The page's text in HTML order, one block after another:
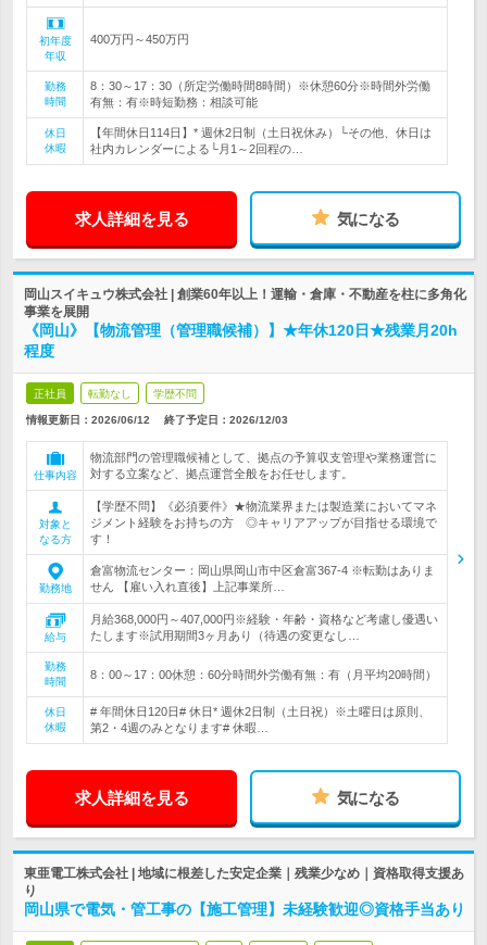
初年度
年収
400万円～450万円
勤務
時間
8：30～17：30（所定労働時間8時間）※休憩60分※時間外労働
有無：有※時短勤務：相談可能
休日
休暇
【年間休日114日】* 週休2日制（土日祝休み）└その他、休日は
社内カレンダーによる└月1～2回程の…
求人詳細を見る 気になる
岡山スイキュウ株式会社 | 創業60年以上！運輸・倉庫・不動産を柱に多角化
事業を展開
《岡山》【物流管理（管理職候補）】★年休120日★残業月20h
程度
正社員 転勤なし 学歴不問
情報更新日：2026/06/12 終了予定日： 2026/12/03
仕事内容
物流部門の管理職候補として、拠点の予算収支管理や業務運営に
対する立案など、拠点運営全般をお任せします。
対象と
なる方
【学歴不問】《必須要件》★物流業界または製造業においてマネ
ジメント経験をお持ちの方 ◎キャリアアップが目指せる環境で
す！
勤務地
倉富物流センター：岡山県岡山市中区倉富367-4 ※転勤はありま
せん 【雇い入れ直後】上記事業所…
給与
月給368,000円～407,000円※経験・年齢・資格など考慮し優遇い
たします※試用期間3ヶ月あり（待遇の変更なし…
勤務
時間
8：00～17：00休憩：60分時間外労働有無：有（月平均20時間）
休日
休暇
# 年間休日120日# 休日* 週休2日制（土日祝）※土曜日は原則、
第2・4週のみとなります# 休暇…
求人詳細を見る 気になる
東亜電工株式会社 | 地域に根差した安定企業｜残業少なめ｜資格取得支援あ
り
岡山県で電気・管工事の【施工管理】未経験歓迎◎資格手当あり